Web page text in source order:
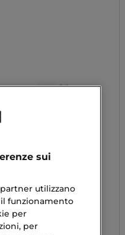
TOY 2
Eau De Parfum
Da 83,00 €
sui
utilizzano
funzionamento
per
per